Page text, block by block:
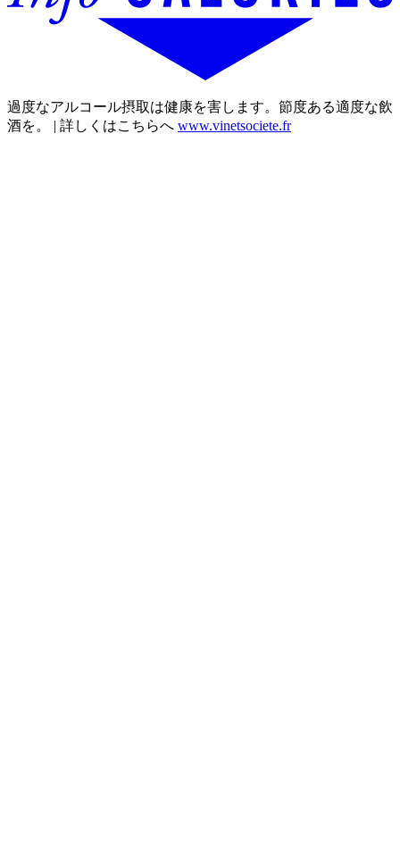
過度なアルコール摂取は健康を害します。節度ある適度な飲
酒を。 | 詳しくはこちらへ www.vinetsociete.fr